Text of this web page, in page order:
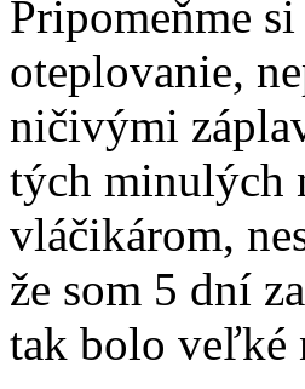
Pripomeňme
oteplovanie,
ničivými
tých minulých
vláčikárom,
že som 5 dní
tak bolo veľké